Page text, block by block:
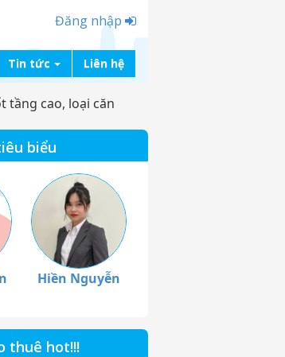
Đăng nhập
Tin tức Liên hệ
tầng cao, loại căn
biểu
Hiền Nguyễn
thuê hot!!!